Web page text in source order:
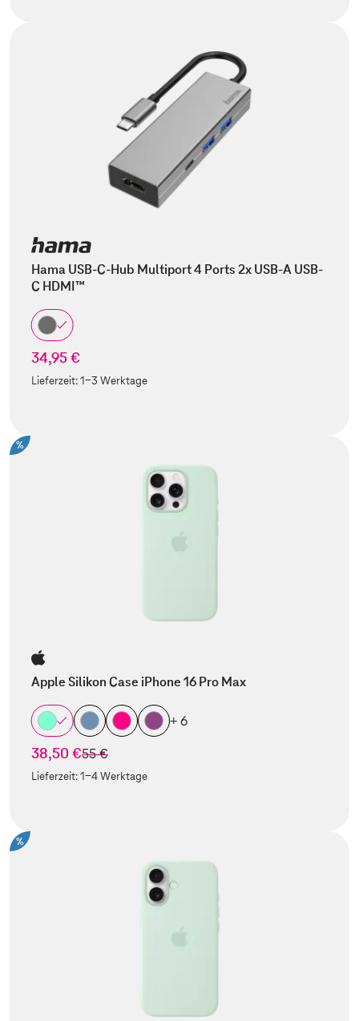
Hama USB-C-Hub Multiport 4 Ports 2x USB-A USB-
C HDMI™
34,95 €
Lieferzeit:1-3 Werktage
%
Apple Silikon Case iPhone 16 Pro Max
+ 6
38,50 €statt
55 €
Lieferzeit:1-4 Werktage
%